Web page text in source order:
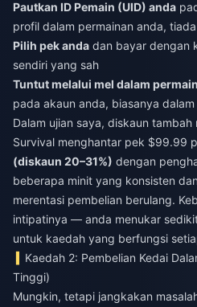
Pautkan ID Pemain (UID) anda
profil dalam permainan anda,
Pilih pek anda dan bayar dengan
sendiri yang sah
Tuntut melalui mel dalam
pada akaun anda, biasanya
Dalam ujian saya, diskaun tambah
Survival menghantar pek $99.99
(diskaun 20–31%) dengan
beberapa minit yang konsisten
merentasi pembelian berulang.
intipatinya — anda menukar
untuk kaedah yang berfungsi
Kaedah 2: Pembelian Kedai
Tinggi)
Mungkin, tetapi jangkakan